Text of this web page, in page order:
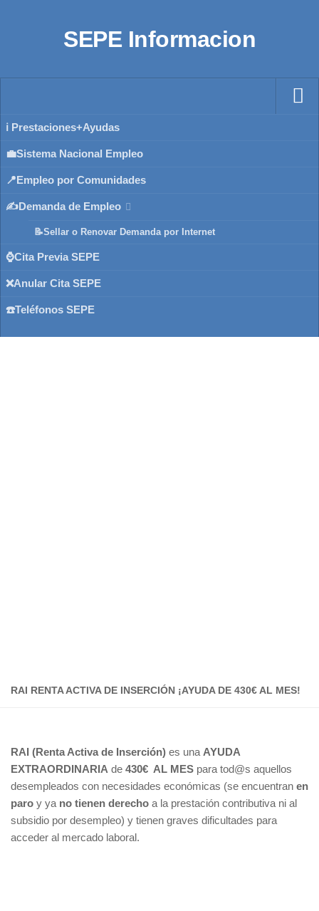
SEPE Informacion
ℹ️ Prestaciones+Ayudas
💼Sistema Nacional Empleo
📍Empleo por Comunidades
✍️Demanda de Empleo
📝Sellar o Renovar Demanda por Internet
⌚Cita Previa SEPE
❌Anular Cita SEPE
☎️Teléfonos SEPE
RAI RENTA ACTIVA DE INSERCIÓN ¡AYUDA DE 430€ AL MES!
RAI (Renta Activa de Inserción) es una AYUDA
EXTRAORDINARIA de 430€ AL MES para tod@s aquellos
desempleados con necesidades económicas (se encuentran en
paro y ya no tienen derecho a la prestación contributiva ni al
subsidio por desempleo) y tienen graves dificultades para
acceder al mercado laboral.